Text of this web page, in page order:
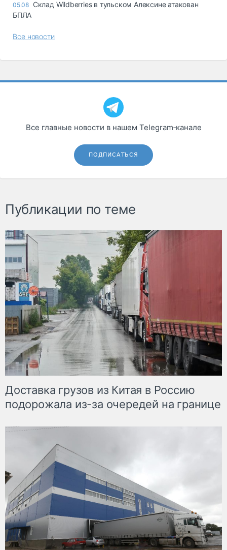
05.08 Склад Wildberries в тульском Алексине атакован
БПЛА
Все новости
Все главные новости в нашем Telegram‑канале
ПОДПИСАТЬСЯ
Публикации по теме
Доставка грузов из Китая в Россию
подорожала из-за очередей на границе